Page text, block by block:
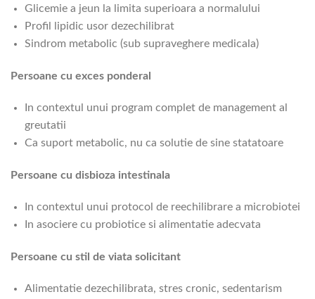
Glicemie a jeun la limita superioara a normalului
Profil lipidic usor dezechilibrat
Sindrom metabolic (sub supraveghere medicala)
Persoane cu exces ponderal
In contextul unui program complet de management al
greutatii
Ca suport metabolic, nu ca solutie de sine statatoare
Persoane cu disbioza intestinala
In contextul unui protocol de reechilibrare a microbiotei
In asociere cu probiotice si alimentatie adecvata
Persoane cu stil de viata solicitant
Alimentatie dezechilibrata, stres cronic, sedentarism